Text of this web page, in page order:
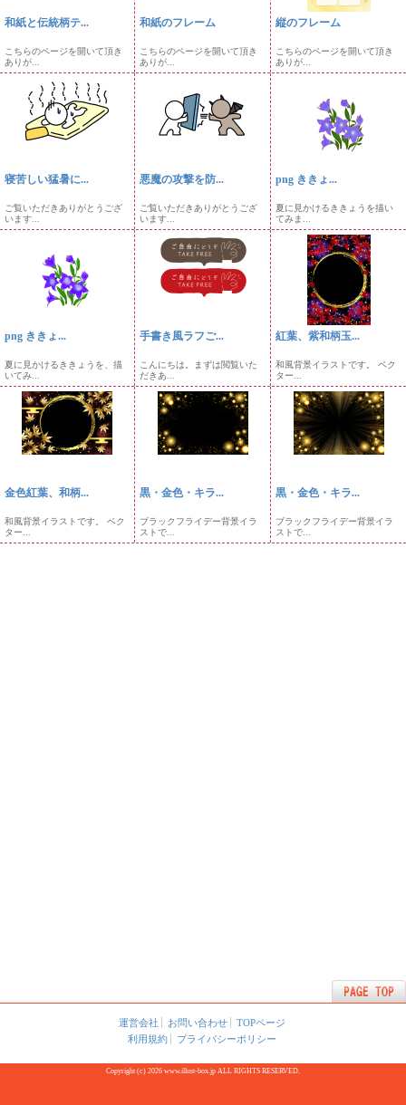
和紙と伝統柄テ...
こちらのページを開いて頂き
ありが...
和紙のフレーム
こちらのページを開いて頂き
ありが...
縦のフレーム
こちらのページを開いて頂き
ありが...
寝苦しい猛暑に...
ご覧いただきありがとうござ
います...
悪魔の攻撃を防...
ご覧いただきありがとうござ
います...
png ききょ...
夏に見かけるききょうを描い
てみま...
png ききょ...
夏に見かけるききょうを、描
いてみ...
手書き風ラフご...
こんにちは。まずは閲覧いた
だきあ...
紅葉、紫和柄玉...
和風背景イラストです。 ベク
ター...
金色紅葉、和柄...
和風背景イラストです。 ベク
ター...
黒・金色・キラ...
ブラックフライデー背景イラ
ストで...
黒・金色・キラ...
ブラックフライデー背景イラ
ストで...
運営会社 お問い合わせ
TOPページ
利用規約
プライバシーポリシー
Copyright (c) 2026 www.illust-box.jp ALL RIGHTS RESERVED.